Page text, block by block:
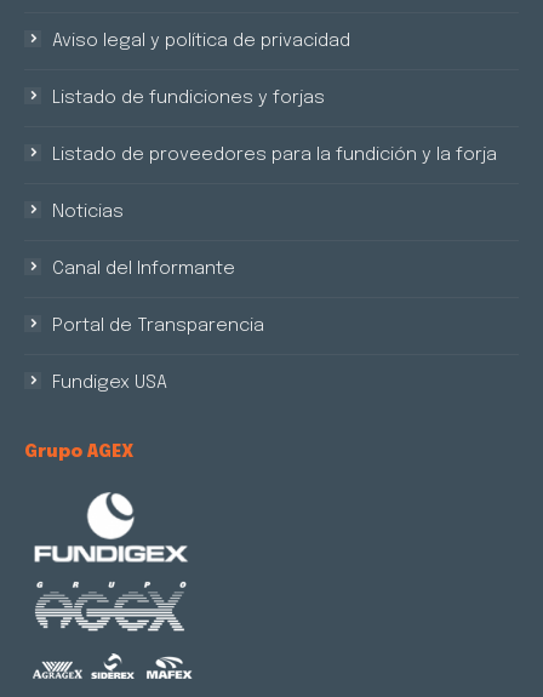
Aviso legal y política de privacidad
Listado de fundiciones y forjas
Listado de proveedores para la fundición y la forja
Noticias
Canal del Informante
Portal de Transparencia
Fundigex USA
Grupo AGEX